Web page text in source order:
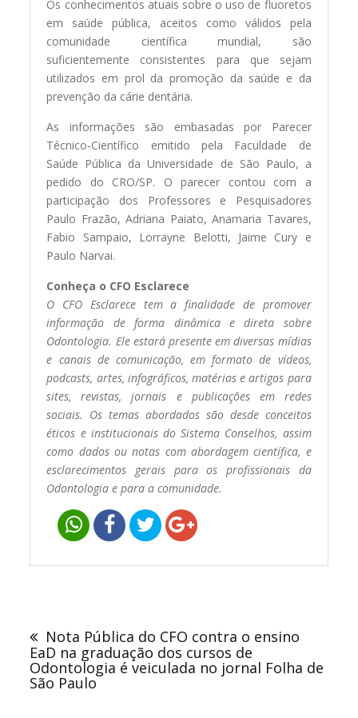
Os conhecimentos atuais sobre o uso de fluoretos
em saúde pública, aceitos como válidos pela
comunidade científica mundial, são
suficientemente consistentes para que sejam
utilizados em prol da promoção da saúde e da
prevenção da cárie dentária.
As informações são embasadas por Parecer
Técnico-Científico emitido pela Faculdade de
Saúde Pública da Universidade de São Paulo, a
pedido do CRO/SP. O parecer contou com a
participação dos Professores e Pesquisadores
Paulo Frazão, Adriana Paiato, Anamaria Tavares,
Fabio Sampaio, Lorrayne Belotti, Jaime Cury e
Paulo Narvai.
Conheça o CFO Esclarece
O CFO Esclarece tem a finalidade de promover
informação de forma dinâmica e direta sobre
Odontologia. Ele estará presente em diversas mídias
e canais de comunicação, em formato de vídeos,
podcasts, artes, infográficos, matérias e artigos para
sites, revistas, jornais e publicações em redes
sociais. Os temas abordados são desde conceitos
éticos e institucionais do Sistema Conselhos, assim
como dados ou notas com abordagem científica, e
esclarecimentos gerais para os profissionais da
Odontologia e para a comunidade.
PostNota Pública do CFO contra o ensino
EaD na graduação dos cursos de
Odontologia é veiculada no jornal Folha de
São Paulo